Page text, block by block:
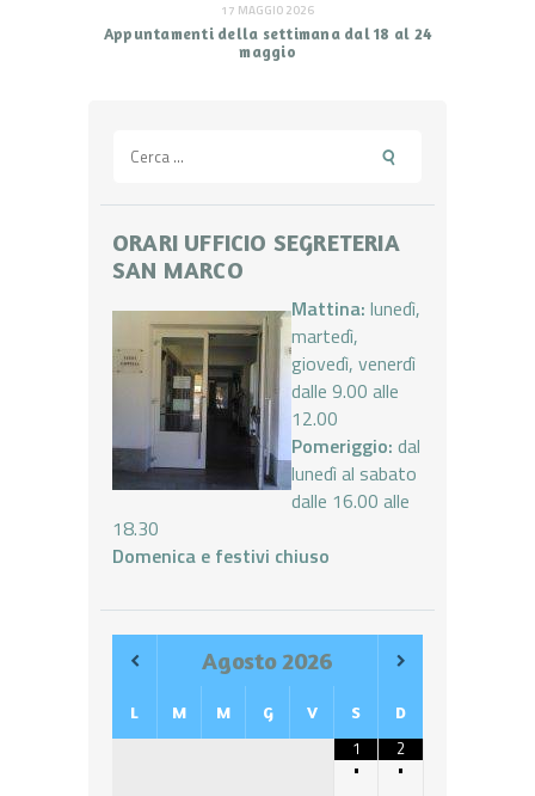
17 MAGGIO 2026
Appuntamenti della settimana dal 18 al 24
maggio
per:
ORARI UFFICIO SEGRETERIA
SAN MARCO
Mattina: lunedì,
martedì,
giovedì, venerdì
dalle 9.00 alle
12.00
Pomeriggio: dal
lunedì al sabato
dalle 16.00 alle
18.30
Domenica e festivi chiuso
Agosto 2026
L M M G V S D
1
•
2
•